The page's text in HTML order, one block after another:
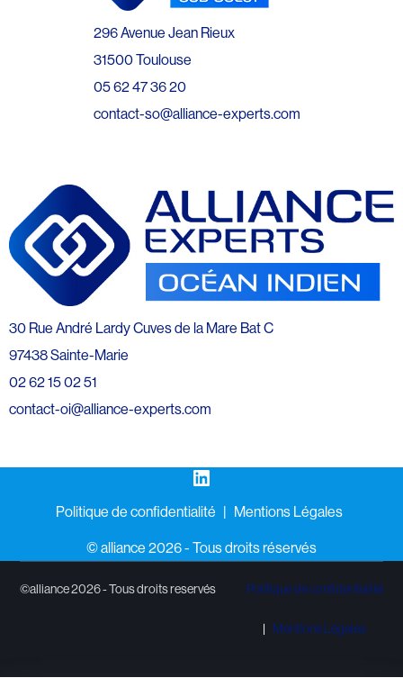
296 Avenue Jean Rieux
31500 Toulouse
05 62 47 36 20
contact-so@alliance-experts.com
30 Rue André Lardy Cuves de la Mare Bat C
97438 Sainte-Marie
02 62 15 02 51
contact-oi@alliance-experts.com
LinkedIn
Politique de confidentialité
Mentions Légales
©️ alliance 2026 - Tous droits réservés
©alliance 2026 - Tous droits reservés Politique de confidentialité
Mentions Légales